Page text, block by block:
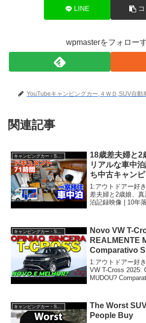
LINE
wpmasterをフォロー
YouTubeキャンピングカー,４ＷＤ,SUV自動
関連記事
キャンピングカー・SUV人気車種
18歳差夫婦と2
リアルな車中泊記録
ち中古キャン
のみ2泊3日福
1:アウトドアー好
差夫婦と2歳娘、
泊記録映像 | 10年
ないで！！2:アウ
Novo VW T-
REALMENTE
Comparativo
CRETA, GM
KICKS
1:アウトドアー好
VW T-Cross 2025:
MUDOU?
キャンピングカー・SUV人気車種
The Worst
People Buy